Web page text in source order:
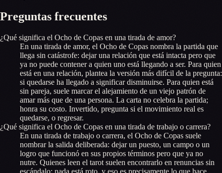
Preguntas frecuentes
¿Qué significa el Ocho de Copas en una tirada de amor?
En una tirada de amor, el Ocho de Copas nombra la partida que
llega sin catástrofe: dejar una relación que está intacta pero que
ya no puede contener a quien uno está llegando a ser. Para quien
está en una relación, plantea la versión más difícil de la pregunta:
si quedarse ha llegado a significar disminuirse. Para quien está
sin pareja, suele marcar el alejamiento de un viejo patrón de
amar más que de una persona. La carta no celebra la partida;
honra su costo. Invertido, pregunta si el movimiento real es
quedarse, o regresar.
¿Qué significa el Ocho de Copas en una tirada de trabajo o carrera?
En una tirada de trabajo o carrera, el Ocho de Copas suele
nombrar la salida deliberada: dejar un puesto, un campo o un
logro que funcionó en sus propios términos pero que ya no
nutre. Quienes leen el tarot suelen encontrarlo en renuncias sin
escándalo: nada está roto, y eso es precisamente lo que hace